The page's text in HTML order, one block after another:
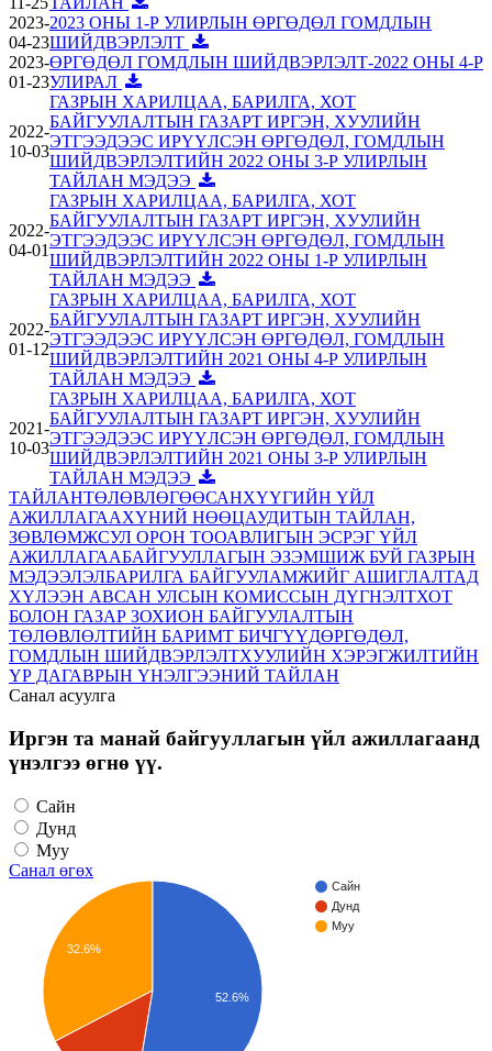
2023-
04-23
2023 ОНЫ 1-Р УЛИРЛЫН ӨРГӨДӨЛ ГОМДЛЫН
ШИЙДВЭРЛЭЛТ
2023-
01-23
ӨРГӨДӨЛ ГОМДЛЫН ШИЙДВЭРЛЭЛТ-2022 ОНЫ 4-Р
УЛИРАЛ
2022-
10-03
ГАЗРЫН ХАРИЛЦАА, БАРИЛГА, ХОТ
БАЙГУУЛАЛТЫН ГАЗАРТ ИРГЭН, ХУУЛИЙН
ЭТГЭЭДЭЭС ИРҮҮЛСЭН ӨРГӨДӨЛ, ГОМДЛЫН
ШИЙДВЭРЛЭЛТИЙН 2022 ОНЫ 3-Р УЛИРЛЫН
ТАЙЛАН МЭДЭЭ
2022-
04-01
ГАЗРЫН ХАРИЛЦАА, БАРИЛГА, ХОТ
БАЙГУУЛАЛТЫН ГАЗАРТ ИРГЭН, ХУУЛИЙН
ЭТГЭЭДЭЭС ИРҮҮЛСЭН ӨРГӨДӨЛ, ГОМДЛЫН
ШИЙДВЭРЛЭЛТИЙН 2022 ОНЫ 1-Р УЛИРЛЫН
ТАЙЛАН МЭДЭЭ
2022-
01-12
ГАЗРЫН ХАРИЛЦАА, БАРИЛГА, ХОТ
БАЙГУУЛАЛТЫН ГАЗАРТ ИРГЭН, ХУУЛИЙН
ЭТГЭЭДЭЭС ИРҮҮЛСЭН ӨРГӨДӨЛ, ГОМДЛЫН
ШИЙДВЭРЛЭЛТИЙН 2021 ОНЫ 4-Р УЛИРЛЫН
ТАЙЛАН МЭДЭЭ
2021-
10-03
ГАЗРЫН ХАРИЛЦАА, БАРИЛГА, ХОТ
БАЙГУУЛАЛТЫН ГАЗАРТ ИРГЭН, ХУУЛИЙН
ЭТГЭЭДЭЭС ИРҮҮЛСЭН ӨРГӨДӨЛ, ГОМДЛЫН
ШИЙДВЭРЛЭЛТИЙН 2021 ОНЫ 3-Р УЛИРЛЫН
ТАЙЛАН МЭДЭЭ
ТАЙЛАНТӨЛӨВЛӨГӨӨСАНХҮҮГИЙН ҮЙЛ
АЖИЛЛАГААХҮНИЙ НӨӨЦАУДИТЫН ТАЙЛАН,
ЗӨВЛӨМЖСУЛ ОРОН ТООАВЛИГЫН ЭСРЭГ ҮЙЛ
АЖИЛЛАГААБАЙГУУЛЛАГЫН ЭЗЭМШИЖ БУЙ ГАЗРЫН
МЭДЭЭЛЭЛБАРИЛГА БАЙГУУЛАМЖИЙГ АШИГЛАЛТАД
ХҮЛЭЭН АВСАН УЛСЫН КОМИССЫН ДҮГНЭЛТХОТ
БОЛОН ГАЗАР ЗОХИОН БАЙГУУЛАЛТЫН
ТӨЛӨВЛӨЛТИЙН БАРИМТ БИЧГҮҮДӨРГӨДӨЛ,
ГОМДЛЫН ШИЙДВЭРЛЭЛТХУУЛИЙН ХЭРЭГЖИЛТИЙН
ҮР ДАГАВРЫН ҮНЭЛГЭЭНИЙ ТАЙЛАН
Санал асуулга
Иргэн та манай байгууллагын үйл ажиллагаанд
үнэлгээ өгнө үү.
Сайн
Дунд
Муу
Санал өгөх
Сайн
Дунд
Муу
32.6%
52.6%